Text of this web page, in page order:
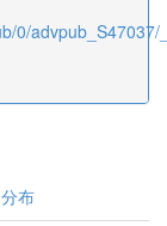
0/advpub_S47037/
分布